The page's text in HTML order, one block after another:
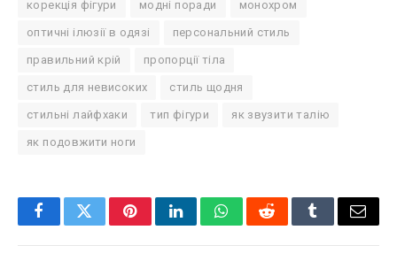
корекція фігури модні поради монохром
оптичні ілюзії в одязі персональний стиль
правильний крій пропорції тіла
стиль для невисоких стиль щодня
стильні лайфхаки тип фігури як звузити талію
як подовжити ноги
FacebookTwitterPinterestLinkedInWhatsAppRedditTumblrEmail